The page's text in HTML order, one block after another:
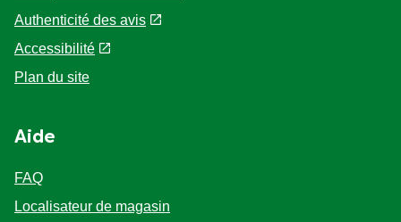
Authenticité des avis
Accessibilité
Plan du site
Aide
FAQ
Localisateur de magasin